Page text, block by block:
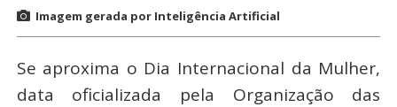
Imagem gerada por Inteligência Artificial
Se aproxima o Dia Internacional da Mulher,
data oficializada pela Organização das